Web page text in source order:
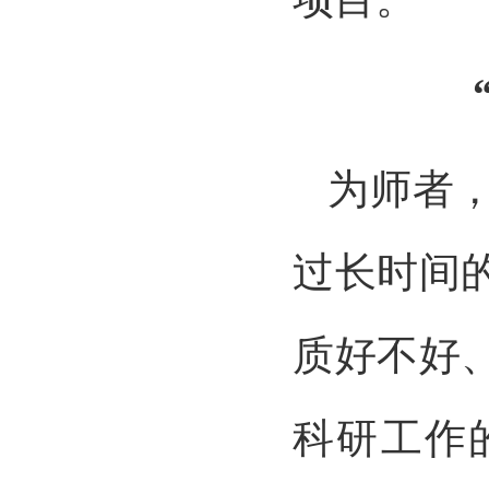
为师者
过长时间
质好不好
科研工作